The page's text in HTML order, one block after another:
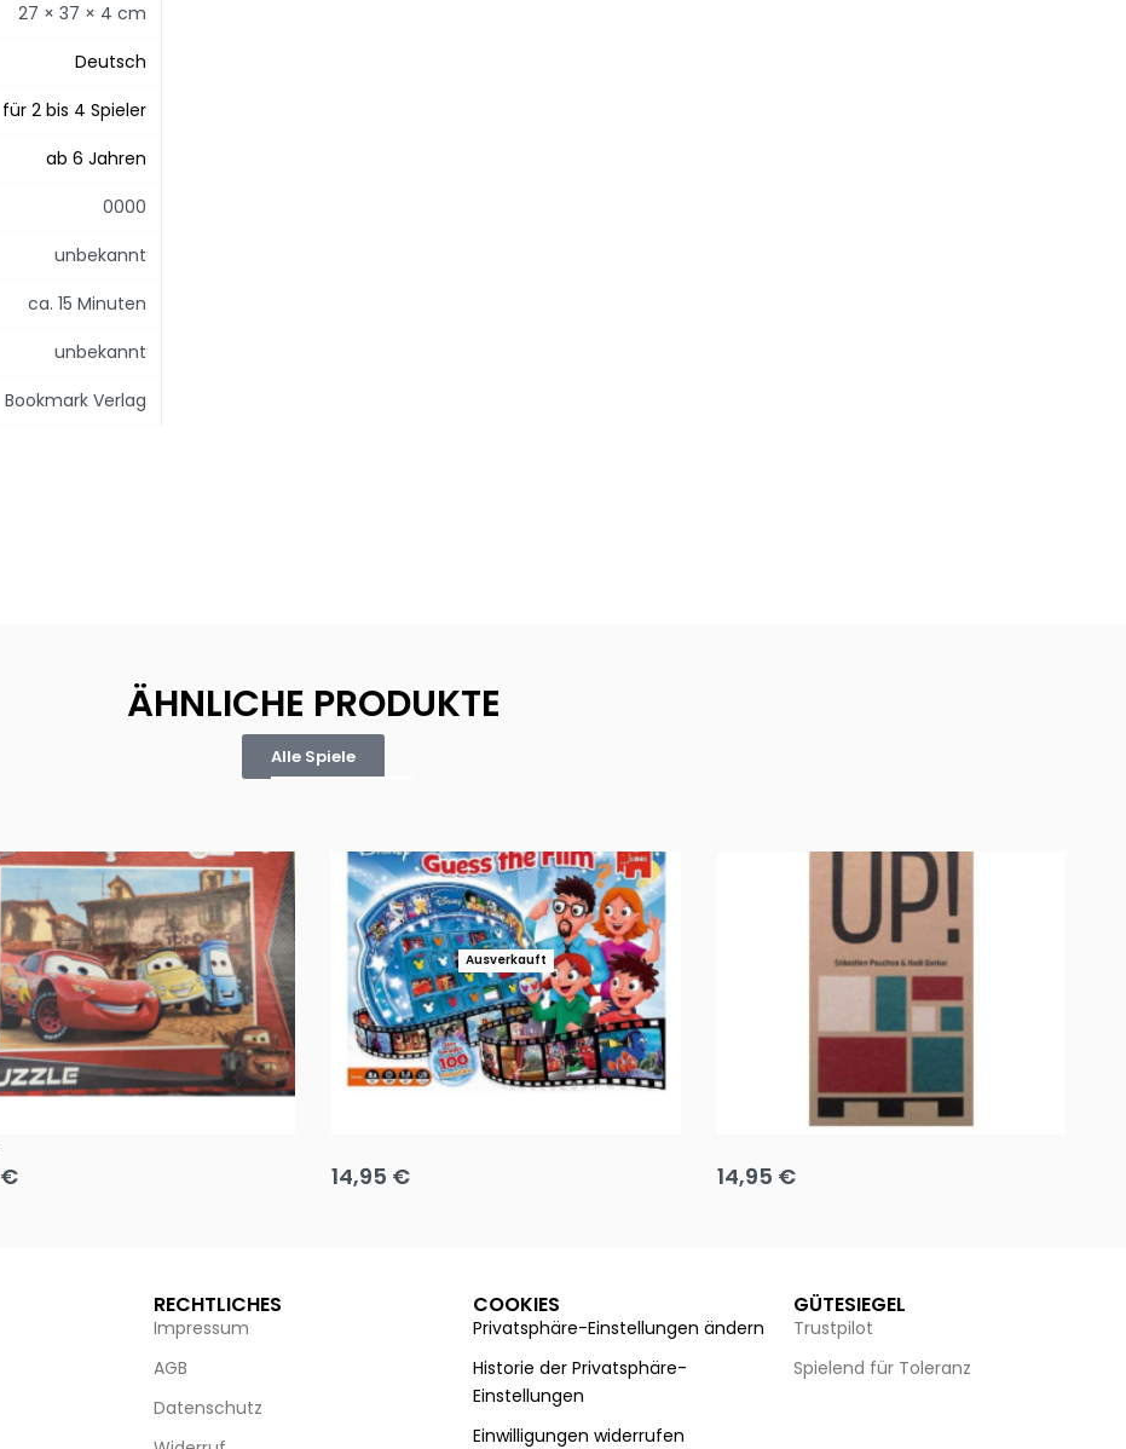
27 × 37 × 4 cm
Deutsch
für 2 bis 4 Spieler
ab 6 Jahren
0000
unbekannt
ca. 15 Minuten
unbekannt
Bookmark Verlag
ÄHNLICHE PRODUKTE
Alle Spiele
€
Ausverkauft
14,95 €
Team up
14,95 €
RECHTLICHES
Impressum
AGB
Datenschutz
COOKIES
Privatsphäre-Einstellungen ändern
Historie der Privatsphäre-
Einstellungen
Einwilligungen widerrufen
GÜTESIEGEL
Trustpilot
Spielend für Toleranz